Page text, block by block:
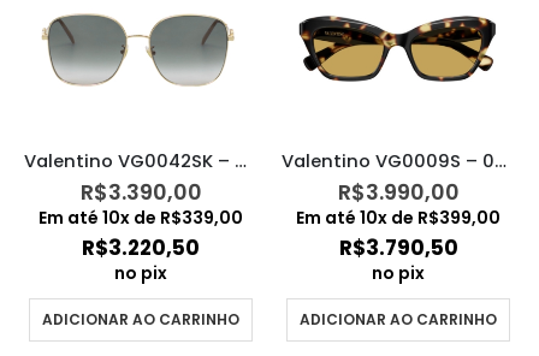
Valentino VG0042SK – 001
R$3.390,00
Em até 10x de R$339,00
R$3.220,50
no pix
ADICIONAR AO CARRINHO
Valentino VG0009S – 002
R$3.990,00
Em até 10x de R$399,00
R$3.790,50
no pix
ADICIONAR AO CARRINHO